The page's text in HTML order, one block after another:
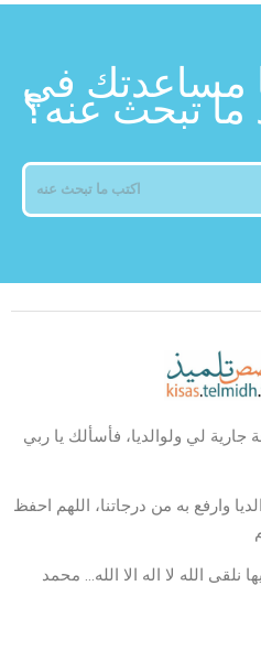
مساعدتك في
ما تبحث عنه؟
لي ولوالديا، فأسألك يا ربي
وارفع به من درجاتنا، اللهم احفظ
نلقى الله لا اله الا الله… محمد